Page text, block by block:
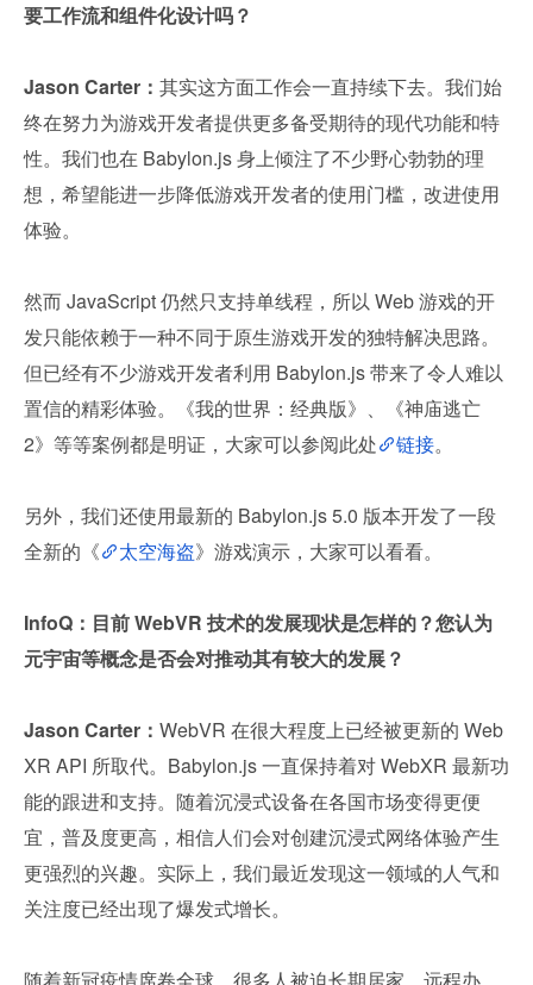
要工作流和组件化设计吗？
Jason Carter： 其实这方面工作会一直持续下去。我们始
终在努力为游戏开发者提供更多备受期待的现代功能和特
性。我们也在 Babylon.js 身上倾注了不少野心勃勃的理
想，希望能进一步降低游戏开发者的使用门槛，改进使用
体验。
然而 JavaScript 仍然只支持单线程，所以 Web 游戏的开
发只能依赖于一种不同于原生游戏开发的独特解决思路。
但已经有不少游戏开发者利用 Babylon.js 带来了令人难以
置信的精彩体验。《我的世界：经典版》、《神庙逃亡
2》等等案例都是明证，大家可以参阅此处
链接。
另外，我们还使用最新的 Babylon.js 5.0 版本开发了一段
全新的《
太空海盗》游戏演示，大家可以看看。
InfoQ：目前 WebVR 技术的发展现状是怎样的？您认为
元宇宙等概念是否会对推动其有较大的发展？
Jason Carter： WebVR 在很大程度上已经被更新的 Web
XR API 所取代。Babylon.js 一直保持着对 WebXR 最新功
能的跟进和支持。随着沉浸式设备在各国市场变得更便
宜，普及度更高，相信人们会对创建沉浸式网络体验产生
更强烈的兴趣。实际上，我们最近发现这一领域的人气和
关注度已经出现了爆发式增长。